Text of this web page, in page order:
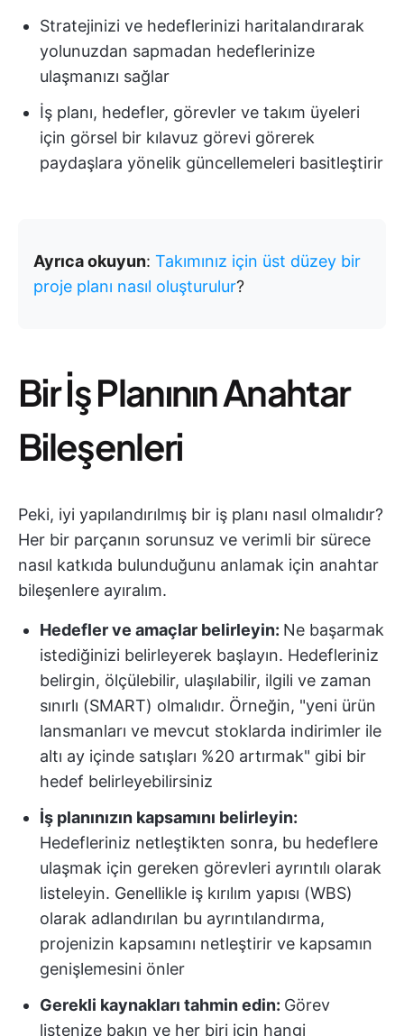
Stratejinizi ve hedeflerinizi haritalandırarak
yolunuzdan sapmadan hedeflerinize
ulaşmanızı sağlar
İş planı, hedefler, görevler ve takım üyeleri
için görsel bir kılavuz görevi görerek
paydaşlara yönelik güncellemeleri basitleştirir
Ayrıca okuyun: Takımınız için üst düzey bir
proje planı nasıl oluşturulur?
Bir İş Planının Anahtar
Bileşenleri
Peki, iyi yapılandırılmış bir iş planı nasıl olmalıdır?
Her bir parçanın sorunsuz ve verimli bir sürece
nasıl katkıda bulunduğunu anlamak için anahtar
bileşenlere ayıralım.
Hedefler ve amaçlar belirleyin: Ne başarmak
istediğinizi belirleyerek başlayın. Hedefleriniz
belirgin, ölçülebilir, ulaşılabilir, ilgili ve zaman
sınırlı (SMART) olmalıdır. Örneğin, "yeni ürün
lansmanları ve mevcut stoklarda indirimler ile
altı ay içinde satışları %20 artırmak" gibi bir
hedef belirleyebilirsiniz
İş planınızın kapsamını belirleyin:
Hedefleriniz netleştikten sonra, bu hedeflere
ulaşmak için gereken görevleri ayrıntılı olarak
listeleyin. Genellikle iş kırılım yapısı (WBS)
olarak adlandırılan bu ayrıntılandırma,
projenizin kapsamını netleştirir ve kapsamın
genişlemesini önler
Gerekli kaynakları tahmin edin: Görev
listenize bakın ve her biri için hangi